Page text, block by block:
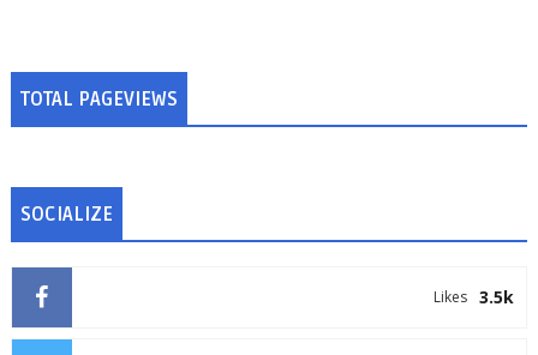
TOTAL PAGEVIEWS
SOCIALIZE
3.5k
Likes